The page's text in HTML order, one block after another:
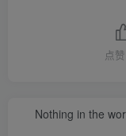
点赞
Nothing in the